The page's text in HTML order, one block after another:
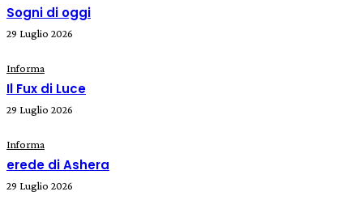
Sogni di oggi
29 Luglio 2026
Informa
Il Fux di Luce
29 Luglio 2026
Informa
erede di Ashera
29 Luglio 2026